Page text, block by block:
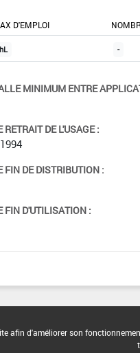
D'EMPLOI
-
MINIMUM ENTRE
RETRAIT DE L'USAGE :
FIN DE DISTRIBUTION :
FIN D'UTILISATION :
afin d'améliorer son